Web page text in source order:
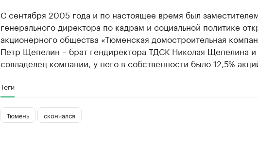
С сентября 2005 года и по настоящее время был
генерального директора по кадрам и социальной политике
акционерного общества «Тюменская домостроительная
Петр Щепелин – брат гендиректора ТДСК Николая Щепелина и
совладелец компании, у него в собственности было 12,5%
Теги
Тюмень скончался